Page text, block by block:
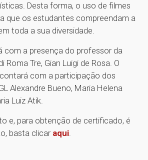
Desta forma, o uso de filmes
que os estudantes compreendam a
toda a sua diversidade.
com a presença do professor da
Roma Tre, Gian Luigi de Rosa. O
com a participação dos
Alexandre Bueno, Maria Helena
Luiz Atik.
e, para obtenção de certificado, é
basta clicar aqui.